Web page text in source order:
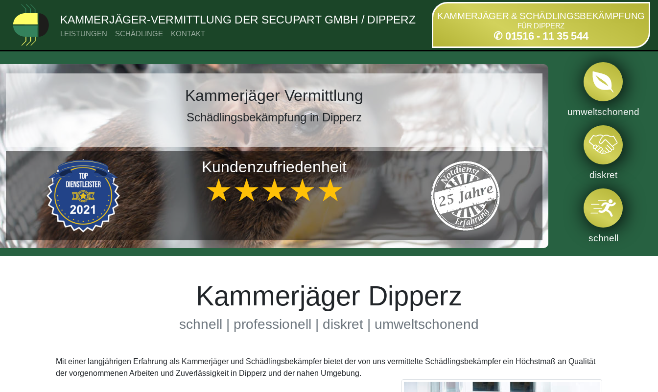
KAMMERJÄGER-VERMITTLUNG DER SECUPART GMBH / DIPPERZ
LEISTUNGEN SCHÄDLINGE KONTAKT
KAMMERJÄGER & SCHÄDLINGSBEKÄMPFUNG
FÜR DIPPERZ
✆ 01516 - 11 35 544
Kammerjäger Vermittlung
Schädlingsbekämpfung in Dipperz
Kundenzufriedenheit
★★★★★
umweltschonend
diskret
schnell
Kammerjäger Dipperz
schnell | professionell | diskret | umweltschonend
Mit einer langjährigen Erfahrung als Kammerjäger und Schädlingsbekämpfer bietet der von uns vermittelte Schädlingsbekämpfer ein Höchstmaß an Qualität
der vorgenommenen Arbeiten und Zuverlässigkeit in Dipperz und der nahen Umgebung.